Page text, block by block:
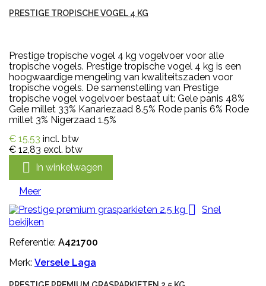
PRESTIGE TROPISCHE VOGEL 4 KG
Prestige tropische vogel 4 kg vogelvoer voor alle
tropische vogels. Prestige tropische vogel 4 kg is een
hoogwaardige mengeling van kwaliteitszaden voor
tropische vogels. De samenstelling van Prestige
tropische vogel vogelvoer bestaat uit: Gele panis 48%
Gele millet 33% Kanariezaad 8.5% Rode panis 6% Rode
millet 3% Nigerzaad 1.5%
€ 15,53 incl. btw
€ 12,83 excl. btw
 In winkelwagen
Meer

Snel
bekijken
Referentie: A421700
Merk: Versele Laga